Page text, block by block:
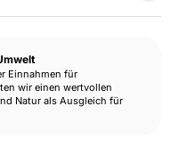
Einnahmen für
wir einen wertvollen
Natur als Ausgleich für